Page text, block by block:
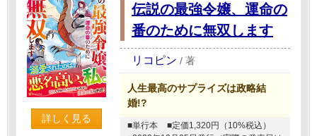
詳しく見る
伝説の最強令嬢、運命の
番のために無双します
リコピン / 著
人生最高のサプライズは政略結
婚!?
■単行本
■定価1,320円（10%税込）